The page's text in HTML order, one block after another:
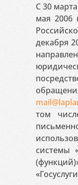
С 30
мая 2006
декабря
том
системы